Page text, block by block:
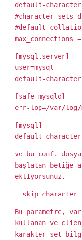
default-
#character-sets-
#default-
max_connections
[mysql.server]
user=mysql
default-
[safe_mysqld]
err-log=/var/log/
[mysql]
default-
ve bu conf.
başlatan betiğe
ekliyorsunuz.
--skip-character-
Bu parametre,
kullanan ve
karakter set